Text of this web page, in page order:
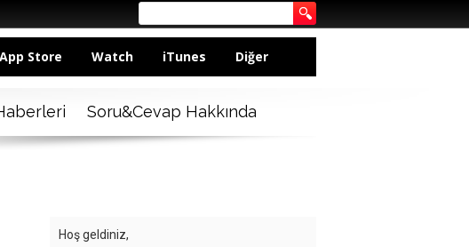
Store Watch iTunes Diğer
Soru&Cevap Hakkında
Hoş geldiniz,